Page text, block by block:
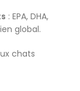
: EPA, DHA,
global.
chats